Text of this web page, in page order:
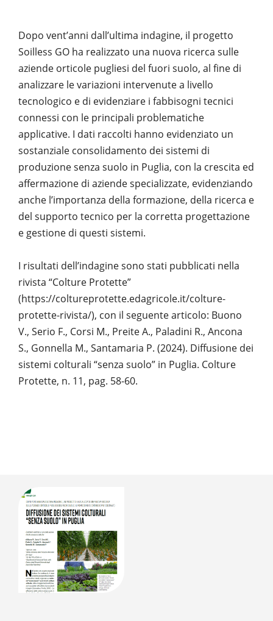
TASK 3.7
TASK 3.8
TASK 3.9
TASK 3.10
RASSEGNA STAMPA
TESI DI LAUREA
GALLERY
FOTO GALLERY
VIDEO GALLERY
CONTATTI
Dopo vent’anni dall’ultima indagine, il progetto
Soilless GO ha realizzato una nuova ricerca sulle
aziende orticole pugliesi del fuori suolo, al fine di
analizzare le variazioni intervenute a livello
tecnologico e di evidenziare i fabbisogni tecnici
connessi con le principali problematiche
applicative. I dati raccolti hanno evidenziato un
sostanziale consolidamento dei sistemi di
produzione senza suolo in Puglia, con la crescita ed
affermazione di aziende specializzate, evidenziando
anche l’importanza della formazione, della ricerca e
del supporto tecnico per la corretta progettazione
e gestione di questi sistemi.
I risultati dell’indagine sono stati pubblicati nella
rivista “Colture Protette”
(https://coltureprotette.edagricole.it/colture-
protette-rivista/), con il seguente articolo: Buono
V., Serio F., Corsi M., Preite A., Paladini R., Ancona
S., Gonnella M., Santamaria P. (2024). Diffusione dei
sistemi colturali “senza suolo” in Puglia. Colture
Protette, n. 11, pag. 58-60.